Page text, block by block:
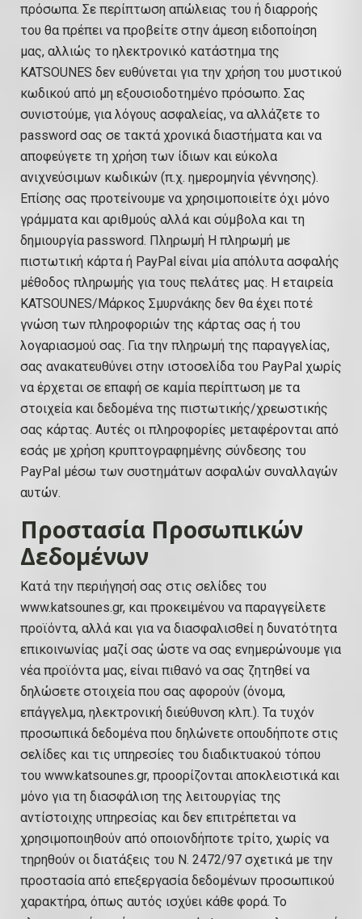
πρόσωπα. Σε περίπτωση απώλειας του ή διαρροής
του θα πρέπει να προβείτε στην άμεση ειδοποίηση
μας, αλλιώς το ηλεκτρονικό κατάστημα της
KATSOUNES δεν ευθύνεται για την χρήση του μυστικού
κωδικού από μη εξουσιοδοτημένο πρόσωπο. Σας
συνιστούμε, για λόγους ασφαλείας, να αλλάζετε το
password σας σε τακτά χρονικά διαστήματα και να
αποφεύγετε τη χρήση των ίδιων και εύκολα
ανιχνεύσιμων κωδικών (π.χ. ημερομηνία γέννησης).
Επίσης σας προτείνουμε να χρησιμοποιείτε όχι μόνο
γράμματα και αριθμούς αλλά και σύμβολα και τη
δημιουργία password. Πληρωμή Η πληρωμή με
πιστωτική κάρτα ή PayPal είναι μία απόλυτα ασφαλής
μέθοδος πληρωμής για τους πελάτες μας. Η εταιρεία
KATSOUNES/Μάρκος Σμυρνάκης δεν θα έχει ποτέ
γνώση των πληροφοριών της κάρτας σας ή του
λογαριασμού σας. Για την πληρωμή της παραγγελίας,
σας ανακατευθύνει στην ιστοσελίδα του PayPal χωρίς
να έρχεται σε επαφή σε καμία περίπτωση με τα
στοιχεία και δεδομένα της πιστωτικής/χρεωστικής
σας κάρτας. Αυτές οι πληροφορίες μεταφέρονται από
εσάς με χρήση κρυπτογραφημένης σύνδεσης του
PayPal μέσω των συστημάτων ασφαλών συναλλαγών
αυτών.
Προστασία Προσωπικών
Δεδομένων
Κατά την περιήγησή σας στις σελίδες του
www.katsounes.gr, και προκειμένου να παραγγείλετε
προϊόντα, αλλά και για να διασφαλισθεί η δυνατότητα
επικοινωνίας μαζί σας ώστε να σας ενημερώνουμε για
νέα προϊόντα μας, είναι πιθανό να σας ζητηθεί να
δηλώσετε στοιχεία που σας αφορούν (όνομα,
επάγγελμα, ηλεκτρονική διεύθυνση κλπ.). Τα τυχόν
προσωπικά δεδομένα που δηλώνετε οπουδήποτε στις
σελίδες και τις υπηρεσίες του διαδικτυακού τόπου
του www.katsounes.gr, προορίζονται αποκλειστικά και
μόνο για τη διασφάλιση της λειτουργίας της
αντίστοιχης υπηρεσίας και δεν επιτρέπεται να
χρησιμοποιηθούν από οποιονδήποτε τρίτο, χωρίς να
τηρηθούν οι διατάξεις του Ν. 2472/97 σχετικά με την
προστασία από επεξεργασία δεδομένων προσωπικού
χαρακτήρα, όπως αυτός ισχύει κάθε φορά. Το